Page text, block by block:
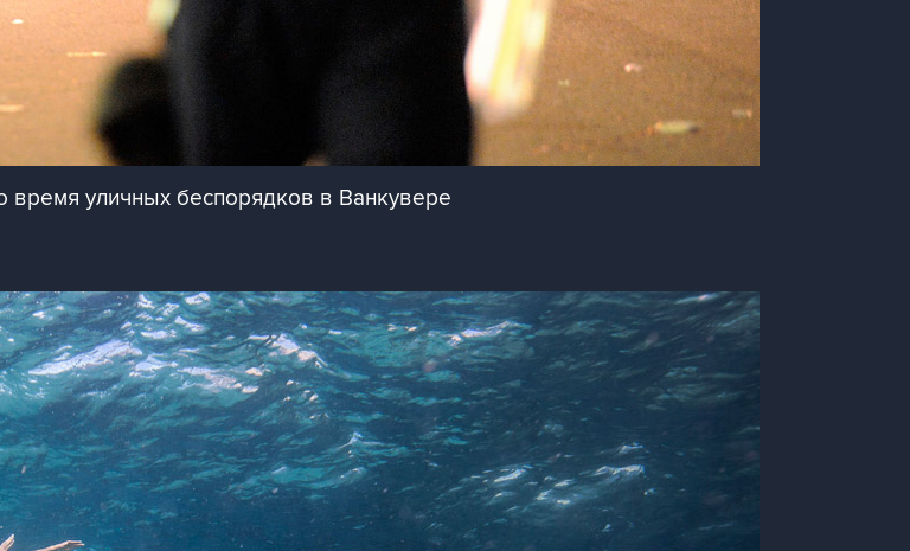
время уличных беспорядков в Ванкувере